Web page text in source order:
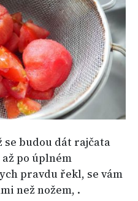
se budou dát rajčata
po úplném
pravdu řekl, se vám
než nožem, .